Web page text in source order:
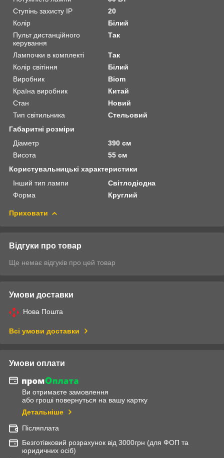
Ступінь захисту IP
20
Колір
Білий
Пульт дистанційного
керування
Так
Лампочки в комплекті
Так
Колір світіння
Білий
Виробник
Biom
Країна виробник
Китай
Стан
Новий
Тип світильника
Стельовий
Габаритні розміри
Діаметр
390 см
Висота
55 см
Користувальницькі характеристики
Інший тип лампи
Світлодіодна
Форма
Круглий
Приховати
Відгуки про товар
Ще немає відгуків про цей товар
Умови доставки
Нова Пошта
Всі умови доставки
Умови оплати
Ви отримаєте замовлення
або гроші повернуться на вашу картку
Детальніше
Післяплата
Безготівковий розрахунок від 3000грн (для ФОП та
юридичних осіб)